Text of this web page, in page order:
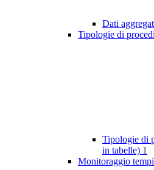
Dati
Tipologie di
Tipologie di
in tabelle) 1
Monitoraggio